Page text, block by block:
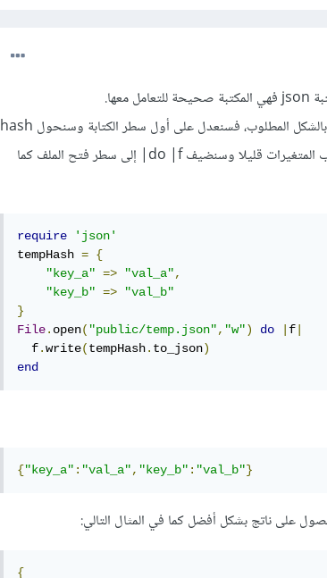
سنقوم ببعض التعديلات في شيفرتك البرمجية حتى تعمل بالشكل المطلوب، فسنعدل على أول سطر الكتابة وسنحول hash
المطلوب إلى Json عن طريق تابع to_json ومن ثم سنرتب المتغيرات قليلا وسنضيف do |f| إلى سطر فتح الملف كما
require
'json'
tempHash = {
"key_a" => "val_a",
"key_b" =>
"val_b"
}
File. open( "public/temp.json", "w") do f
  f
.write(tempHash. to_json)
end
{"key_a" : "val_a", "key_b" : "val_b"}
{